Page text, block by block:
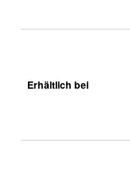
Erhältlich bei